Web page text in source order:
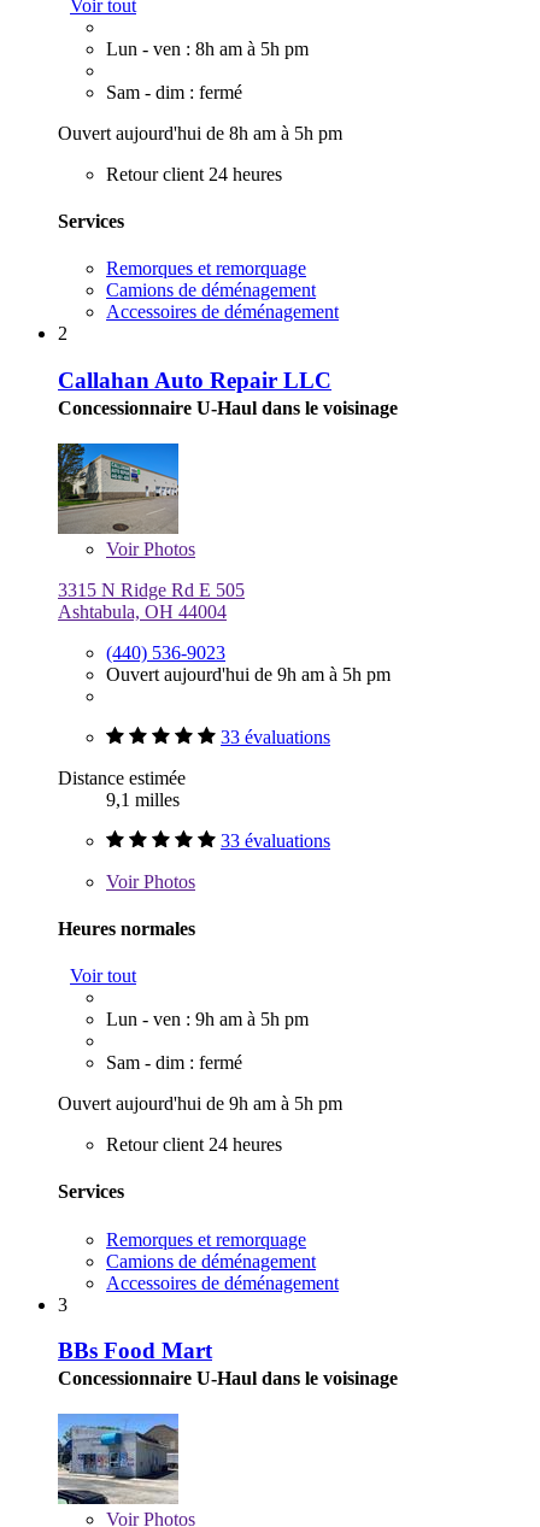
Voir tout
Lun - ven : 8h am à 5h pm
Sam - dim : fermé
Ouvert aujourd'hui de 8h am à 5h pm
Retour client 24 heures
Services
Remorques et remorquage
Camions de déménagement
Accessoires de déménagement
2
Callahan Auto Repair LLC
Concessionnaire U-Haul dans le voisinage
VoirPhotos
3315 N Ridge Rd E 505
Ashtabula, OH 44004
(440) 536-9023
Ouvert aujourd'hui de 9h am à 5h pm
33 évaluations
Distance estimée
9,1 milles
33 évaluations
VoirPhotos
Heures normales
Voir tout
Lun - ven : 9h am à 5h pm
Sam - dim : fermé
Ouvert aujourd'hui de 9h am à 5h pm
Retour client 24 heures
Services
Remorques et remorquage
Camions de déménagement
Accessoires de déménagement
3
BBs Food Mart
Concessionnaire U-Haul dans le voisinage
VoirPhotos